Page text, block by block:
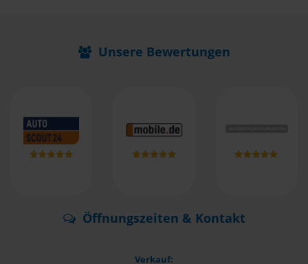
Unsere Bewertungen
Öffnungszeiten & Kontakt
Verkauf: